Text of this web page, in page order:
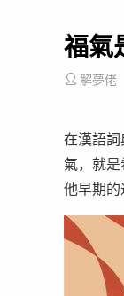
福氣
解夢佬
在漢語
氣，就
他早期的